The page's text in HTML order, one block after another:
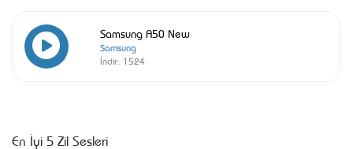
Samsung A50 New
Samsung
İndir: 1524
En İyi 5 Zil Sesleri